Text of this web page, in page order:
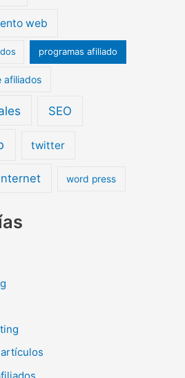
web
programas afiliado
afiliados
SEO
twitter
word press